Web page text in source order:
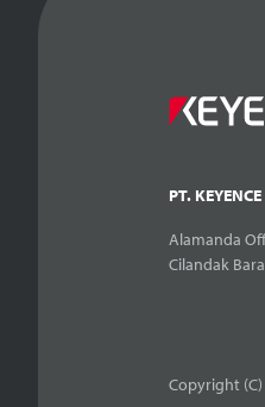
PT.
Alamanda
Cilandak
Copyright (C)